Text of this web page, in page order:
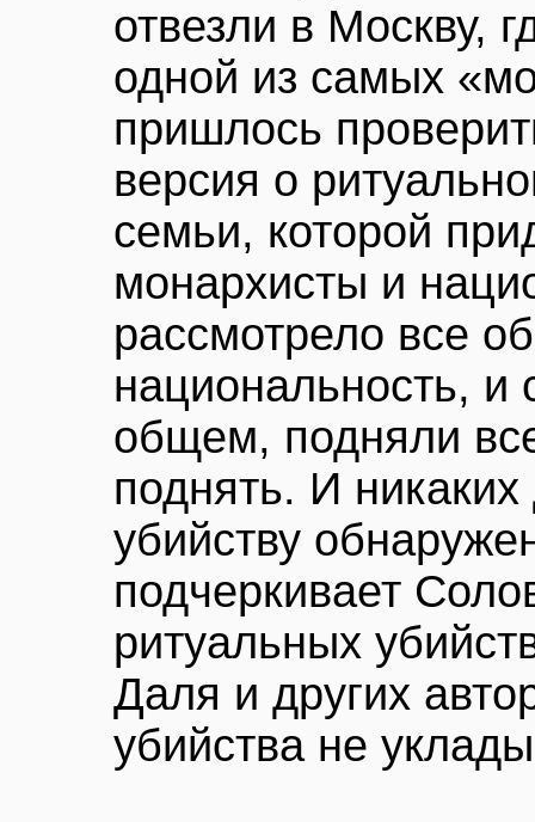
отвезли в Москву,
одной из самых
пришлось
версия о
семьи, которой
монархисты и
рассмотрело все
национальность, и
общем, подняли
поднять. И
убийству
подчеркивает
ритуальных
Даля и других
убийства не